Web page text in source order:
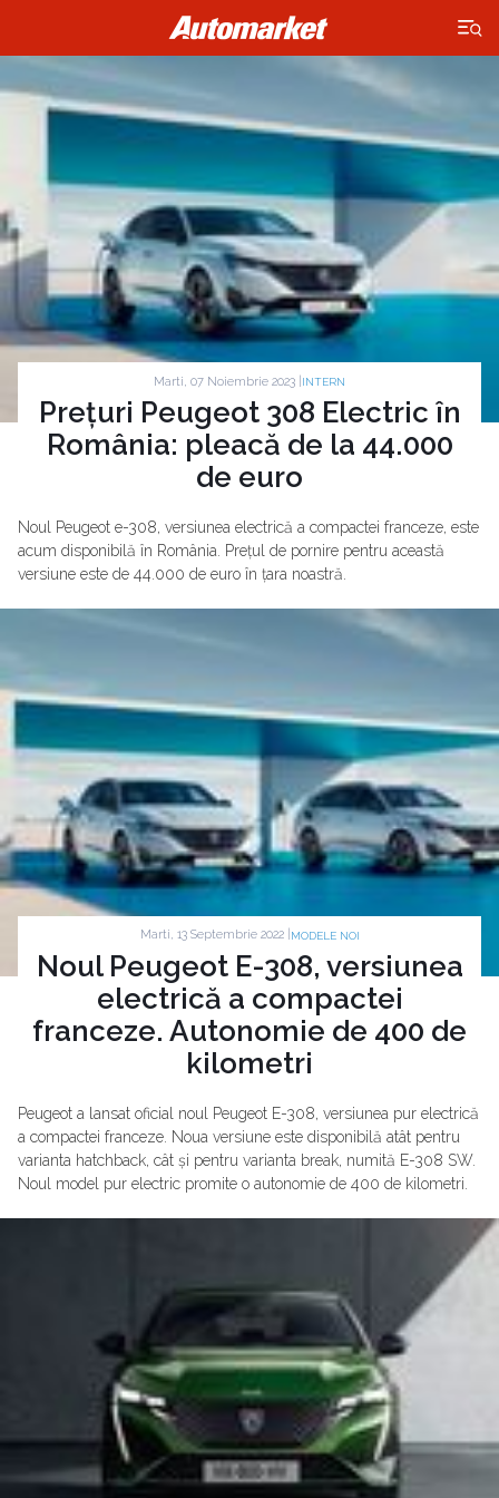
×
Marti, 07 Noiembrie 2023 | INTERN
Prețuri Peugeot 308 Electric în
România: pleacă de la 44.000
de euro
Noul Peugeot e-308, versiunea electrică a compactei franceze, este
acum disponibilă în România. Prețul de pornire pentru această
versiune este de 44.000 de euro în țara noastră.
Marti, 13 Septembrie 2022 | MODELE NOI
Noul Peugeot E-308, versiunea
electrică a compactei
franceze. Autonomie de 400 de
kilometri
Peugeot a lansat oficial noul Peugeot E-308, versiunea pur electrică
a compactei franceze. Noua versiune este disponibilă atât pentru
varianta hatchback, cât și pentru varianta break, numită E-308 SW.
Noul model pur electric promite o autonomie de 400 de kilometri.